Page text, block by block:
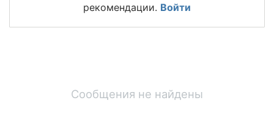
рекомендации. Войти
Сообщения не найдены